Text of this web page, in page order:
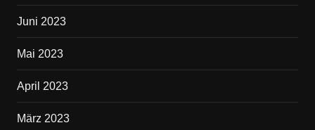
Juni 2023
Mai 2023
April 2023
März 2023